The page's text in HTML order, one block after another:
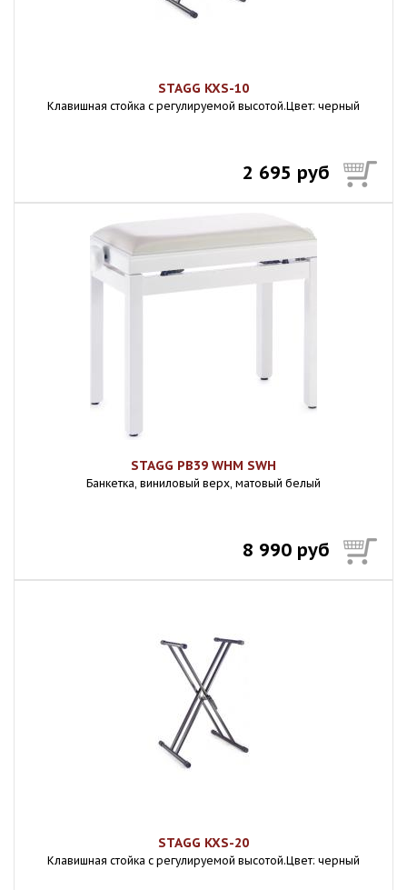
STAGG KXS-10
Клавишная стойка с регулируемой высотой.Цвет: черный
2 695 руб
STAGG PB39 WHM SWH
Банкетка, виниловый верх, матовый белый
8 990 руб
STAGG KXS-20
Клавишная стойка с регулируемой высотой.Цвет: черный